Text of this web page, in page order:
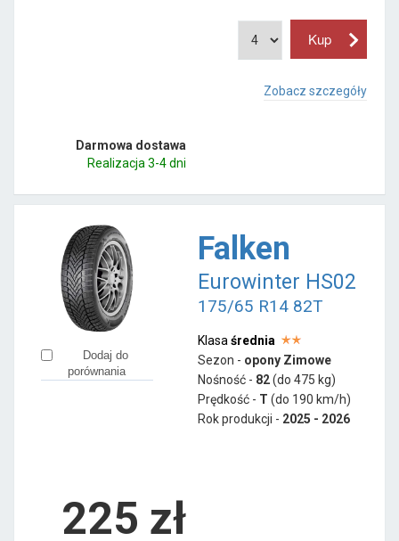
Zobacz szczegóły
Darmowa dostawa
Realizacja 3-4 dni
Dodaj do
porównania
Falken
Eurowinter HS02
175/65 R14 82T
Klasa średnia
Sezon - opony Zimowe
Nośność - 82(do 475 kg)
Prędkość - T (do 190 km/h)
Rok produkcji - 2025 - 2026
225 zł